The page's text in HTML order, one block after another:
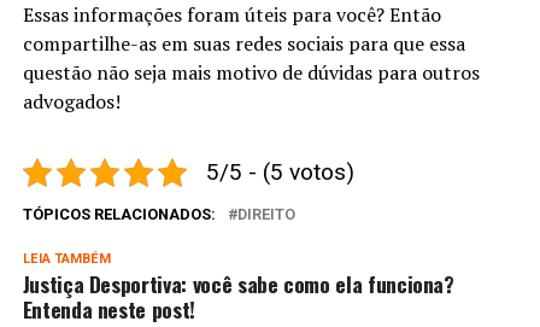
Essas informações foram úteis para você? Então
compartilhe-as em suas redes sociais para que essa
questão não seja mais motivo de dúvidas para outros
advogados!
5/5 - (5 votos)
TÓPICOS RELACIONADOS: DIREITO
LEIA TAMBÉM
Justiça Desportiva: você sabe como ela funciona?
Entenda neste post!